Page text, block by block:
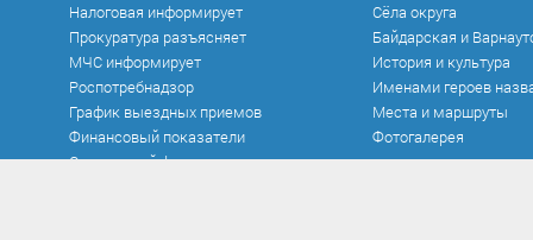
Налоговая информирует
Прокуратура разъясняет
МЧС информирует
Роспотребнадзор
График выездных приемов
Финансовый показатели
Социальный фонд
Сёла округа
Байдарская и
История и культура
Именами героев
Места и маршруты
Фотогалерея